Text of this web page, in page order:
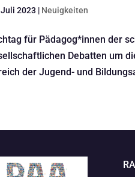
2023 | Neuigkeiten
für Pädagog*innen der
Debatten um
der Jugend- und